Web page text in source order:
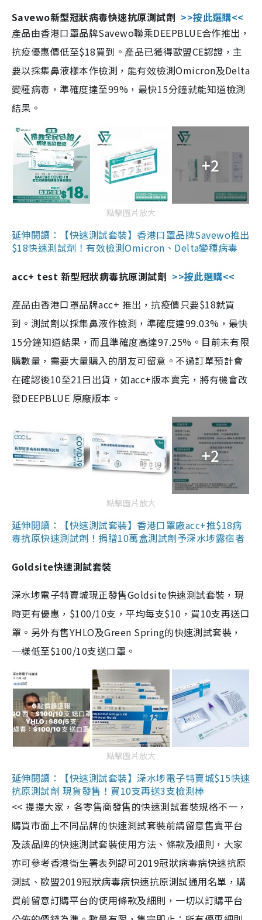
Savewo新型冠狀病毒快速抗原測試劑 >>按此選購<<
產品由香港口罩品牌Savewo聯乘DEEPBLUE合作推出，
抗疫優惠價低至$18買到。產品已獲得歐盟CE認證，主
要以採集鼻液樣本作檢測，能有效檢測Omicron及Delta
變種病毒，準確度達至99%，最快15分鐘就能知道檢測
結果。
+2
點擊圖片放大
延伸閱讀：【快速測試套裝】香港口罩品牌Savewo推出
$18快速測試劑！有效檢測Omicron、Delta變種病毒
acc+ test 新型冠狀病毒抗原測試劑 >>按此選購<<
產品由香港口罩品牌acc+ 推出，抗疫價只要$18就買
到。測試劑以採集鼻液作檢測，準確度達99.03%，最快
15分鐘知道結果，而且準確度高達97.25%。目前未有限
購數量，需要大量購入的朋友可留意。不過訂單預計會
在確認後10至21日出貨，如acc+版本賣完，將有機會改
發DEEPBLUE 原廠版本。
+2
點擊圖片放大
延伸閱讀：【快速測試套裝】香港口罩廠acc+推$18病
毒抗原快速測試劑！捐贈10萬盒測試劑予深水埗露宿者
Goldsite快速測試套裝
深水埗電子特賣城現正發售Goldsite快速測試套裝，現
時更有優惠，$100/10支，平均每支$10，買10支再送口
罩。另外有售YHLO及Green Spring的快速測試套裝，
一樣低至$100/10支送口罩。
點擊圖片放大
延伸閱讀：【快速測試套裝】深水埗電子特賣城$15快速
抗原測試劑 現貨發售！買10支再送3支檢測棒
<< 提提大家，各零售商發售的快速測試套裝規格不一，
購買市面上不同品牌的快速測試套裝前請留意售賣平台
及該品牌的快速測試套裝使用方法、條款及細則，大家
亦可參考香港衞生署表列認可2019冠狀病毒病快速抗原
測試、歐盟2019冠狀病毒病快速抗原測試通用名單，購
買前留意訂購平台的使用條款及細則，一切以訂購平台